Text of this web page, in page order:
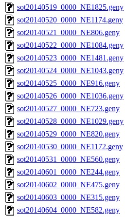
sot20140519_0000_NE1825.geny
sot20140520_0000_NE1174.geny
sot20140521_0000_NE806.geny
sot20140522_0000_NE1084.geny
sot20140523_0000_NE1481.geny
sot20140524_0000_NE1043.geny
sot20140525_0000_NE916.geny
sot20140526_0000_NE1036.geny
sot20140527_0000_NE723.geny
sot20140528_0000_NE1029.geny
sot20140529_0000_NE820.geny
sot20140530_0000_NE1172.geny
sot20140531_0000_NE560.geny
sot20140601_0000_NE244.geny
sot20140602_0000_NE475.geny
sot20140603_0000_NE315.geny
sot20140604_0000_NE582.geny